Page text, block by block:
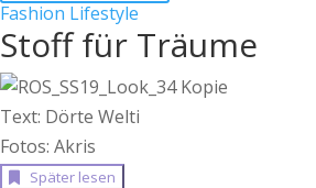
Fashion Lifestyle
Stoff für Träume
Text: Dörte Welti
Fotos: Akris
Später lesen